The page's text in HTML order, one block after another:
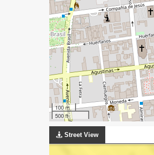
100 m
500 ft
Street View